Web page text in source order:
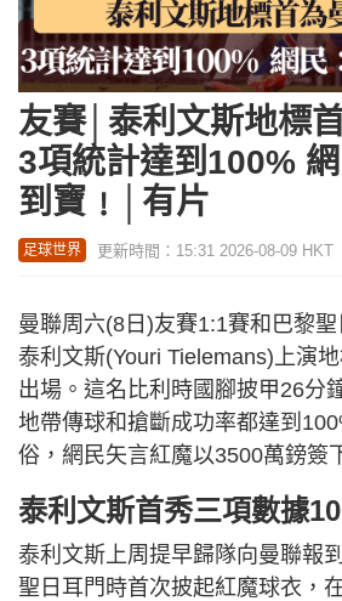
友賽│泰利文斯地標
3項統計達到100%
到寶﹗│有片
足球世界 更新時間：15:31 2026-08-09 HKT
曼聯周六(8日)友賽1:1賽和巴黎
泰利文斯(Youri Tielemans)上演
出場。這名比利時國腳披甲26分
地帶傳球和搶斷成功率都達到
俗，網民矢言紅魔以3500萬鎊簽
泰利文斯首秀三項數據
泰利文斯上周提早歸隊向曼聯報
聖日耳門時首次披起紅魔球衣，